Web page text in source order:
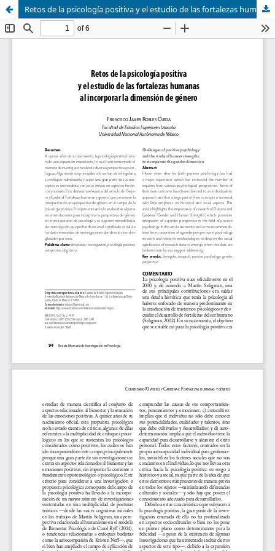
Retos de la psicología positiva y el estudio de las fortalezas humanas al incorporar la dimensión de género